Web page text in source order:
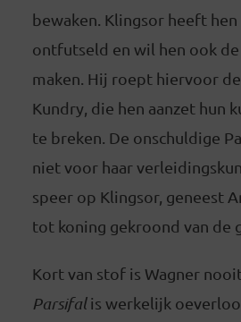
bewaken. Klingsor heeft
ontfutseld en wil hen ook
maken. Hij roept hiervoor
Kundry, die hen aanzet hun
te breken. De onschuldige
niet voor haar
speer op Klingsor, geneest
tot koning gekroond van de
Kort van stof is Wagner
Parsifalis werkelijk